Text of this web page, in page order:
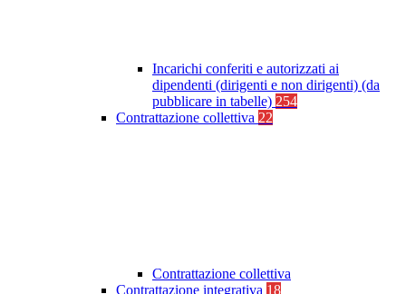
Incarichi conferiti e autorizzati ai
dipendenti (dirigenti e non dirigenti) (da
pubblicare in tabelle) 254
Contrattazione collettiva 22
Contrattazione collettiva
Contrattazione integrativa 18